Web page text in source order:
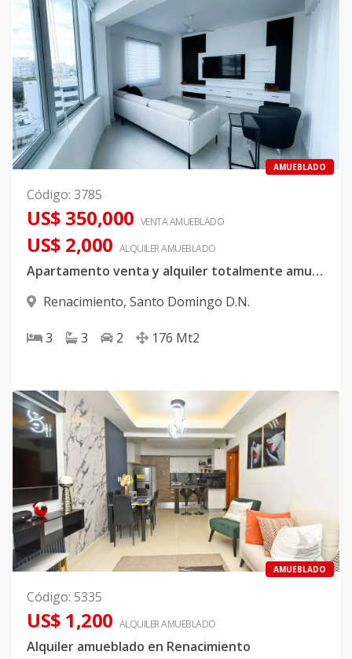
AMUEBLADO
Código: 3785
US$ 350,000 VENTA AMUEBLADO
US$ 2,000 ALQUILERAMUEBLADO
Apartamento venta y alquiler totalmente amueblado
Renacimiento, Santo Domingo D.N.
3 3 2 176 Mt2
AMUEBLADO
Código: 5335
US$ 1,200 ALQUILERAMUEBLADO
Alquiler amueblado en Renacimiento